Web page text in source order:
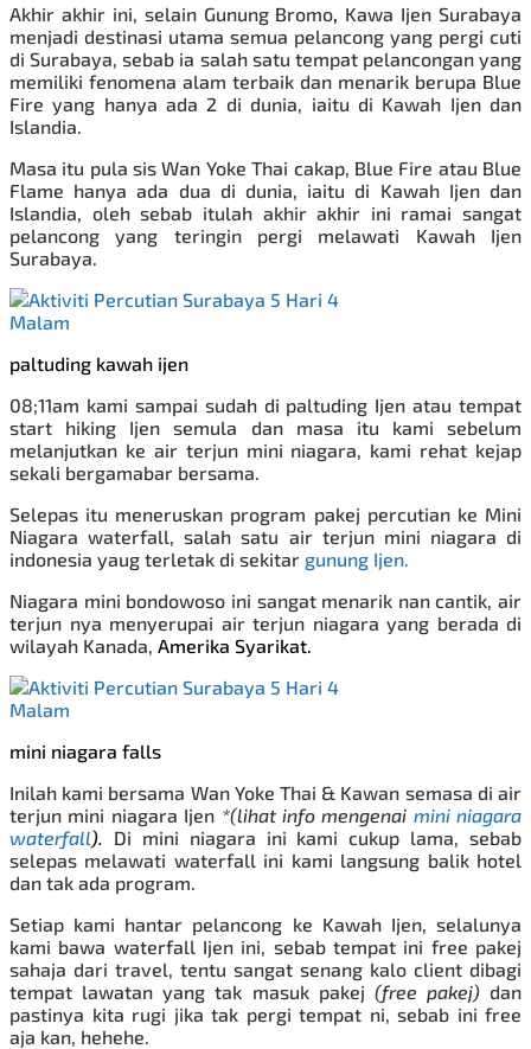
Akhir akhir ini, selain Gunung Bromo Kawa Ijen Surabaya
menjadi destinasi utama semua pelancong yang pergi cuti
di Surabaya, sebab ia salah satu tempat pelancongan yang
memiliki fenomena alam terbaik dan menarik berupa Blue
Fire yang hanya ada 2 di dunia, iaitu di Kawah Ijen dan
Islandia.
Masa itu pulasis Wan Yoke Thai cakap, Blue Fire atau Blue
Flame hanya ada dua di dunia, iaitu di Kawah Ijen dan
Islandia, oleh sebab itulah akhir akhir ini ramai sangat
pelancong yang teringin pergi melawati Kawah Ijen
Surabaya.
paltuding kawah ijen
08;11am kami sampai sudah di paltuding Ijen atau tempat
start hiking Ijen semula dan masa itu kami sebelum
melanjutkan ke air terjun mini niagara, kami rehat kejap
sekali bergamabar bersama.
Selepas itu meneruskan program pakej percutian ke Mini
Niagara waterfall, salah satu air terjun mini niagara di
indonesia yaug terletak di sekitar gunung Ijen.
Niagara mini bondowoso ini sangat menarik nan cantik, air
terjun nya menyerupai air terjun niagara yang berada di
wilayah Kanada, Amerika Syarikat.
mini niagara falls
Inilah kami bersama Wan Yoke Thai & Kawan semasa di air
terjun mini niagara Ijen *(lihat info mengenai mini niagara
waterfall). Di mini niagara ini kami cukup lama, sebab
selepas melawati waterfall ini kami langsung balik hotel
dan tak ada program.
Setiap kami hantar pelancong ke Kawah Ijen, selalunya
kami bawa waterfall Ijen ini, sebab tempat ini free pakej
sahaja dari travel, tentu sangat senang kalo client dibagi
tempat lawatan yang tak masuk pakej (free pakej)dan
pastinya kita rugi jika tak pergi tempat ni, sebab ini free
aja kan, hehehe.